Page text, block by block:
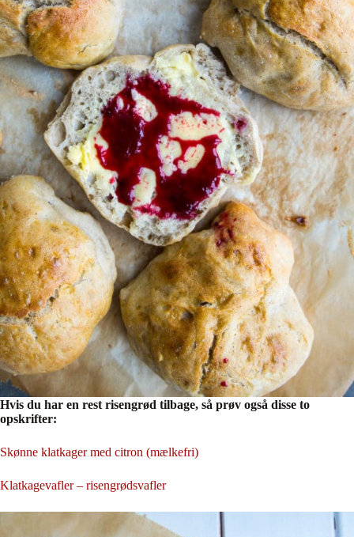
Hvis du har en rest risengrød tilbage, så prøv også disse to
opskrifter:
Skønne klatkager med citron (mælkefri)
Klatkagevafler – risengrødsvafler